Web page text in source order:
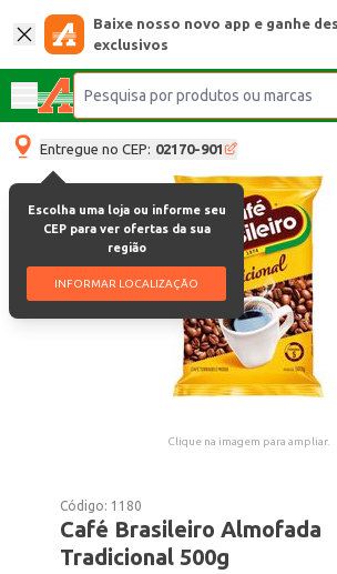
Baixe nosso novo app e ganhe
exclusivos
Entregue no CEP: 02170-901
Escolha uma loja ou informe seu
CEP para ver ofertas da sua
região
INFORMAR LOCALIZAÇÃO
Clique na imagem para ampliar.
Código: 1180
Café Brasileiro Almofada
Tradicional 500g